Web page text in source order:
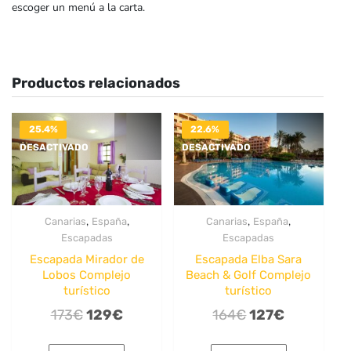
escoger un menú a la carta.
Productos relacionados
25.4%
DESACTIVADO
Canarias, España,
Escapadas
Escapada Mirador de
Lobos Complejo
turístico
173€ El
129€El
22.6%
DESACTIVADO
Canarias, España,
Escapadas
Escapada Elba Sara
Beach & Golf Complejo
turístico
164€El
127€El